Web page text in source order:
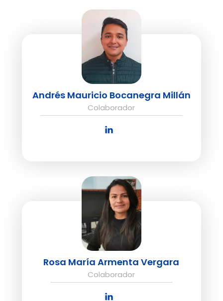
Andrés Mauricio Bocanegra Millán
Colaborador
Rosa María Armenta Vergara
Colaborador